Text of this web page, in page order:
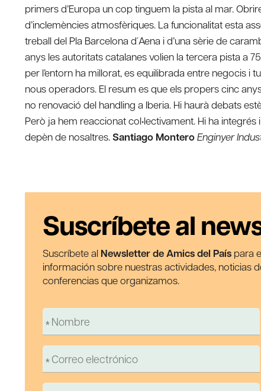
primers d’Europa un cop tinguem la pista al mar.
d’inclemències atmosfèriques. La funcionalitat esta
treball del Pla Barcelona d´Aena i d’una sèrie de
anys les autoritats catalanes volien la tercera pista a
per l’entorn ha millorat, es equilibrada entre negocis
nous operadors. El resum es que els propers cinc
no renovació del handling a Iberia. Hi haurà debats
Però ja hem reaccionat col•lectivament. Hi ha
depèn de nosaltres.Santiago MonteroEnginyer
Suscríbete al
Suscríbete al Newsletter de Amics del País para
información sobre nuestras actividades, noticias
conferencias que organizamos.